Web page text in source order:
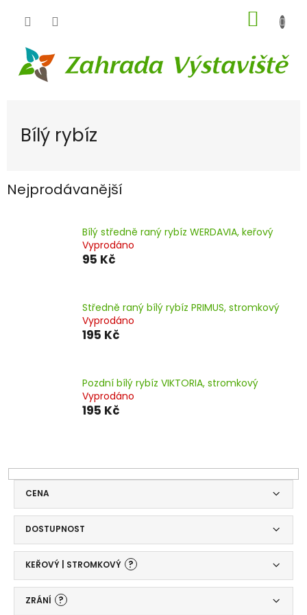
KOŠÍK
Bílý rybíz
Nejprodávanější
Bílý středně raný rybíz WERDAVIA, keřový
Vyprodáno
95 Kč
Středně raný bílý rybíz PRIMUS, stromkový
Vyprodáno
195 Kč
Pozdní bílý rybíz VIKTORIA, stromkový
Vyprodáno
195 Kč
CENA
DOSTUPNOST
KEŘOVÝ | STROMKOVÝ ?
ZRÁNÍ ?